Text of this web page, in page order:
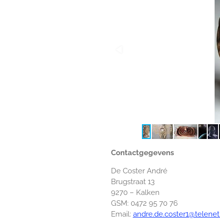
Contactgegevens
De Coster André
Brugstraat 13
9270 – Kalken
GSM: 0472 95 70 76
Email: